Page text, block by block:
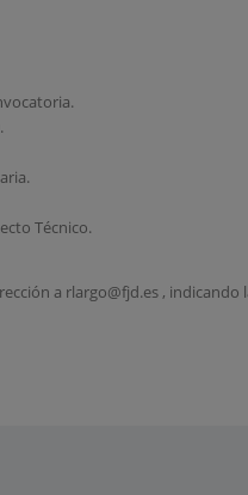
Técnico.
a rlargo@fjd.es ,